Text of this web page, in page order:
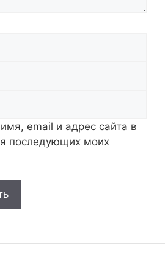
email и адрес сайта в
последующих моих